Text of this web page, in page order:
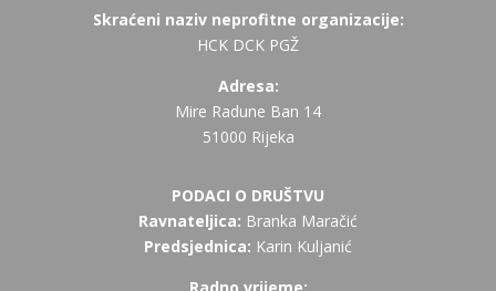
Skraćeni naziv neprofitne organizacije:
HCK DCK PGŽ
Adresa:
Mire Radune Ban 14
51000 Rijeka
PODACI O DRUŠTVU
Ravnateljica: Branka Maračić
Predsjednica: Karin Kuljanić